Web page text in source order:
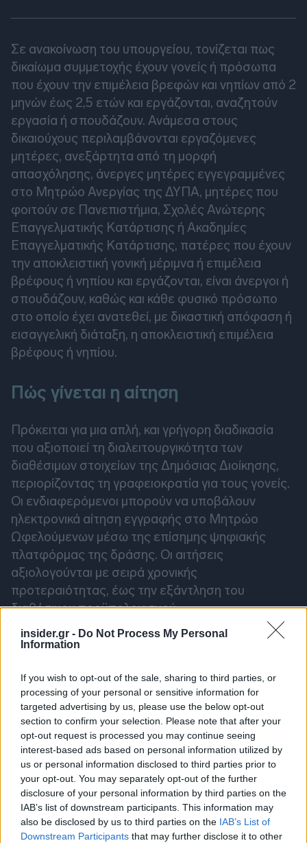
insider.gr - Do Not Process My Personal
Information
If you wish to opt-out of the sale, sharing to third parties, or
processing of your personal or sensitive information for
targeted advertising by us, please use the below opt-out
section to confirm your selection. Please note that after your
opt-out request is processed you may continue seeing
interest-based ads based on personal information utilized by
us or personal information disclosed to third parties prior to
your opt-out. You may separately opt-out of the further
disclosure of your personal information by third parties on the
IAB’s list of downstream participants. This information may
also be disclosed by us to third parties on the IAB’s List of
Downstream Participants that may further disclose it to other
Σε ανακοίνωση του υπουργείου, τονίζεται πως
δικαίωμα συμμετοχής έχουν γονείς ή πρόσωπα
που έχουν την επιμέλεια βρεφών και νηπίων από 2
μηνών έως 2,5 ετών και εργάζονται, αναζητούν
εργασία ή σπουδάζουν. Ανάμεσα στους
δικαιούχους περιλαμβάνονται εργαζόμενες
μητέρες, ανεξάρτητα από τη μορφή
απασχόλησης, άνεργες μητέρες εγγεγραμμένες
στο Μητρώο Ανεργίας της ΔΥΠΑ, μητέρες που
φοιτούν σε Πανεπιστήμια, Σχολές Ανώτερης
Επαγγελματικής Κατάρτισης ή Ακαδημίες
Επαγγελματικής Κατάρτισης, πατέρες που έχουν
την αποκλειστική γονική μέριμνα ή επιμέλεια
βρέφους ή νηπίου και εργάζονται, είναι άνεργοι ή
σπουδάζουν, καθώς και κάθε φυσικό πρόσωπο
στο οποίο έχει ανατεθεί, με δικαστική απόφαση ή
εισαγγελική διάταξη, η αποκλειστική επιμέλεια
βρέφους ή νηπίου.
Πώς γίνεται η αίτηση
Πρόκειται για μια απλή, και γρήγορη διαδικασία
που αξιοποιεί τη διαλειτουργικότητα των
διαθέσιμων στοιχείων της Δημόσιας Διοίκησης,
περιορίζοντας τη γραφειοκρατία για τους γονείς.
Οι ενδιαφερόμενοι μπορούν να υποβάλουν
ηλεκτρονικά αίτηση εγγραφής στο Μητρώο
Ωφελούμενων μέσω της επίσημης ψηφιακής
πλατφόρμας της δράσης. Οι αιτήσεις
αξιολογούνται με σειρά χρονικής
προτεραιότητας, έως την εξάντληση του
διαθέσιμου προϋπολογισμού.
Τα βήματα για την υποβολή αίτησης από όσους